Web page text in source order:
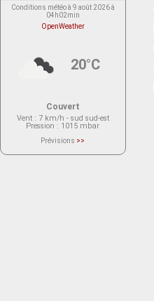
Conditions météo à 9 août 2026 à
04h02min
OpenWeather
20°C
Couvert
Vent : 7 km/h - sud sud-est
Pression : 1015 mbar
Prévisions >>
actuellement aucune prévision